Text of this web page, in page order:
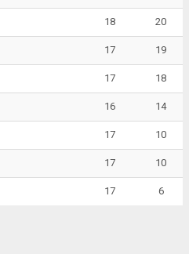
18 20
17 19
17 18
16 14
17 10
17 10
17 6